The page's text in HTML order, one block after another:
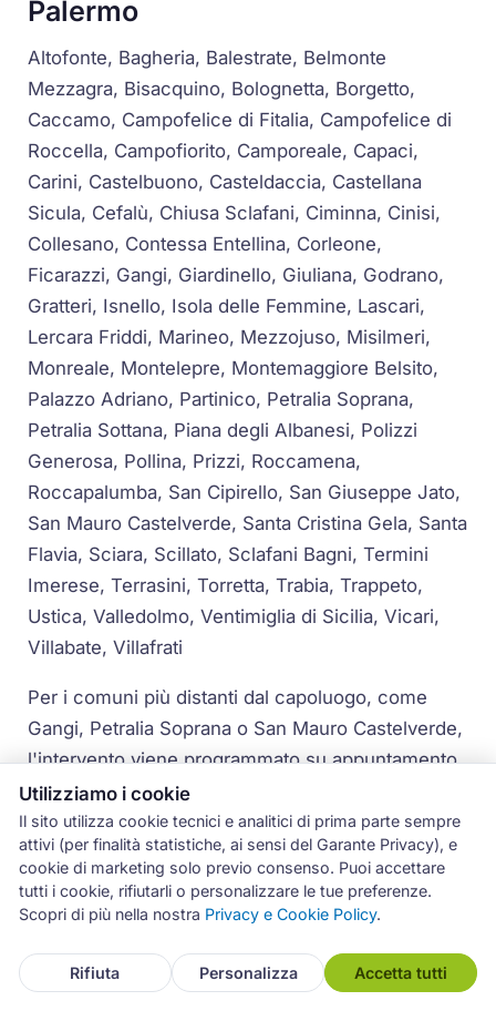
Palermo
Altofonte, Bagheria, Balestrate, Belmonte
Mezzagra, Bisacquino, Bolognetta, Borgetto,
Caccamo, Campofelice di Fitalia, Campofelice di
Roccella, Campofiorito, Camporeale, Capaci,
Carini, Castelbuono, Casteldaccia, Castellana
Sicula, Cefalù, Chiusa Sclafani, Ciminna, Cinisi,
Collesano, Contessa Entellina, Corleone,
Ficarazzi, Gangi, Giardinello, Giuliana, Godrano,
Gratteri, Isnello, Isola delle Femmine, Lascari,
Lercara Friddi, Marineo, Mezzojuso, Misilmeri,
Monreale, Montelepre, Montemaggiore Belsito,
Palazzo Adriano, Partinico, Petralia Soprana,
Petralia Sottana, Piana degli Albanesi, Polizzi
Generosa, Pollina, Prizzi, Roccamena,
Roccapalumba, San Cipirello, San Giuseppe Jato,
San Mauro Castelverde, Santa Cristina Gela, Santa
Flavia, Sciara, Scillato, Sclafani Bagni, Termini
Imerese, Terrasini, Torretta, Trabia, Trappeto,
Ustica, Valledolmo, Ventimiglia di Sicilia, Vicari,
Villabate, Villafrati
Per i comuni più distanti dal capoluogo, come
Gangi, Petralia Soprana o San Mauro Castelverde,
l'intervento viene programmato su appuntamento
concordato per garantire la massima efficienza
del servizio.
Come Richiedere l'Intervento
Utilizziamo i cookie
Il sito utilizza cookie tecnici e analitici di prima parte sempre
attivi (per finalità statistiche, ai sensi del Garante Privacy), e
cookie di marketing solo previo consenso. Puoi accettare
tutti i cookie, rifiutarli o personalizzare le tue preferenze.
Scopri di più nella nostra Privacy e Cookie Policy.
Rifiuta Personalizza Accetta tutti